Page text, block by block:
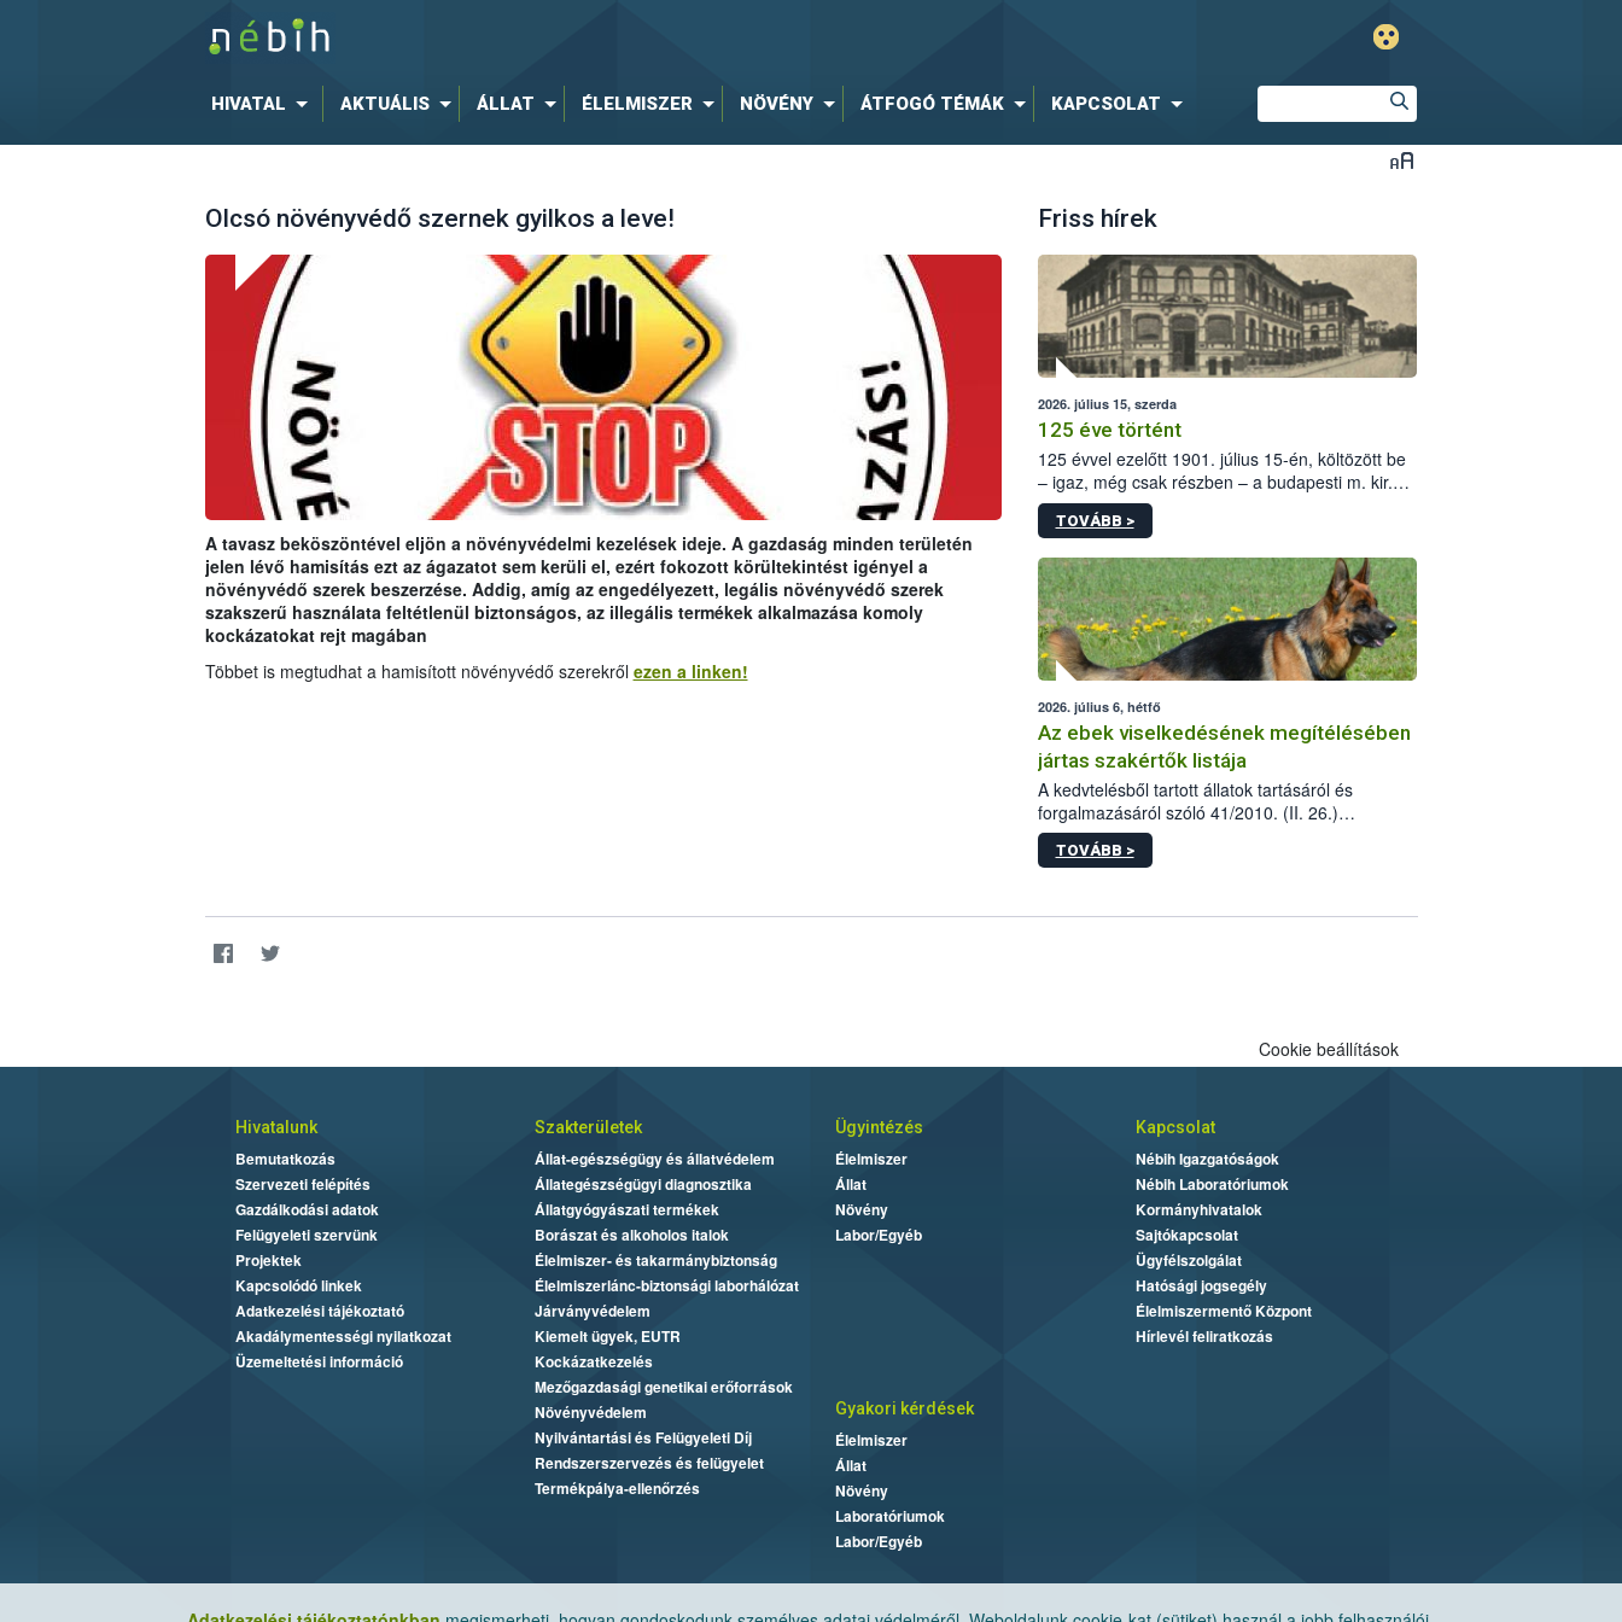
HIVATAL AKTUÁLIS ÁLLAT ÉLELMISZER NÖVÉNY ÁTFOGÓ TÉMÁK KAPCSOLAT
Olcsó növényvédő szernek gyilkos a leve!
A tavasz beköszöntével eljön a növényvédelmi kezelések ideje. A gazdaság minden területén
jelen lévő hamisítás ezt az ágazatot sem kerüli el, ezért fokozott körültekintést igényel a
növényvédő szerek beszerzése. Addig, amíg az engedélyezett, legális növényvédő szerek
szakszerű használata feltétlenül biztonságos, az illegális termékek alkalmazása komoly
kockázatokat rejt magában
Többet is megtudhat a hamisított növényvédő szerekről ezen a linken!
Friss hírek
2026. július 15, szerda
125 éve történt
125 évvel ezelőtt 1901. július 15-én, költözött be
– igaz, még csak részben – a budapesti m. kir.
állami vetőmagvizsgáló állomás a Kis Rókus utca
15. szám alatti, Czigler Győző által tervezett új
TOVÁBB >
2026. július 6, hétfő
Az ebek viselkedésének megítélésében
jártas szakértők listája
A kedvtelésből tartott állatok tartásáról és
forgalmazásáról szóló 41/2010. (II. 26.)
Korm.rendelet szabályozza az eb okozta fizikai
sérülés, illetve ennek veszélye keletkezésekor
TOVÁBB >
Cookie beállítások
Hivatalunk
Bemutatkozás
Szervezeti felépítés
Gazdálkodási adatok
Felügyeleti szervünk
Projektek
Kapcsolódó linkek
Adatkezelési tájékoztató
Akadálymentességi nyilatkozat
Üzemeltetési információ
Szakterületek
Állat-egészségügy és állatvédelem
Állategészségügyi diagnosztika
Állatgyógyászati termékek
Borászat és alkoholos italok
Élelmiszer- és takarmánybiztonság
Élelmiszerlánc-biztonsági laborhálózat
Járványvédelem
Kiemelt ügyek, EUTR
Kockázatkezelés
Mezőgazdasági genetikai erőforrások
Növényvédelem
Nyilvántartási és Felügyeleti Díj
Rendszerszervezés és felügyelet
Termékpálya-ellenőrzés
Ügyintézés
Élelmiszer
Állat
Növény
Labor/Egyéb
Kapcsolat
Nébih Igazgatóságok
Nébih Laboratóriumok
Kormányhivatalok
Sajtókapcsolat
Ügyfélszolgálat
Hatósági jogsegély
Élelmiszermentő Központ
Hírlevél feliratkozás
Gyakori kérdések
Élelmiszer
Állat
Növény
Laboratóriumok
Labor/Egyéb